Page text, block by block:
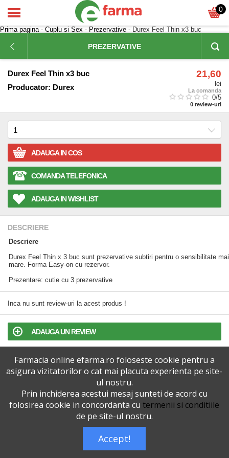
0
Prima pagina- Cuplu si Sex - Prezervative - Durex Feel Thin x3 buc
PREZERVATIVE
Durex Feel Thin x3 buc
Producator: Durex
21,60
lei
La comanda
0/5
0 review-uri
ADAUGA IN COS
COMANDA TELEFONICA
ADAUGA IN WISHLIST
DESCRIERE
Descriere
Durex Feel Thin x 3 buc sunt prezervative subtiri pentru o sensibilitate mai
mare. Forma Easy-on cu rezervor.
Prezentare: cutie cu 3 prezervative
Inca nu sunt review-uri la acest produs !
ADAUGA UN REVIEW
TERMENI SI CONDITII
POLITICA DE CONFIDENTIALITATE
VERSIUNEA DESKTOP
Dreptul de autor © efarma.ro - Toate Drepturile Rezervate.
Farmacia online efarma.ro foloseste cookie pentru a
asigura vizitatorilor o cat mai placuta experienta pe site-
ul nostru.
Prin inchiderea acestui mesaj sunteti de acord cu
folosirea cookie in concordanta cu termenii si conditiile
de pe site-ul nostru.
Accept!